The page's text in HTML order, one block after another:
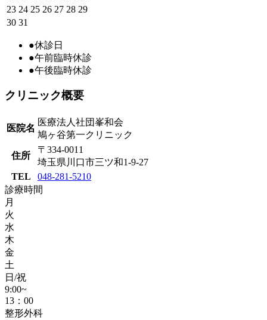
23 24 25 26 27 28 29
30 31
●休診日
●午前臨時休診
●午後臨時休診
クリニック概要
医院名
医療法人社団峯和会
鳩ヶ谷第一クリニック
住所
〒334-0011
埼玉県川口市三ツ和1-9-27
TEL
048-281-5210
診療時間
月
火
水
木
金
土
日/祝
9:00~
13：00
整形外科